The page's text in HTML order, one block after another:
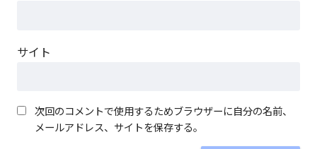
サイト
次回のコメントで使用するためブラウザーに自分の名前、
メールアドレス、サイトを保存する。